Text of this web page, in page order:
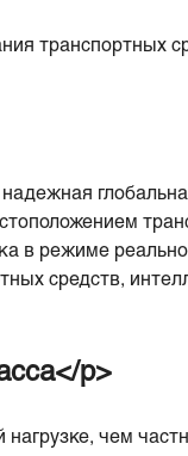
транспортных
в режиме
средств,
p>
нагрузке, чем